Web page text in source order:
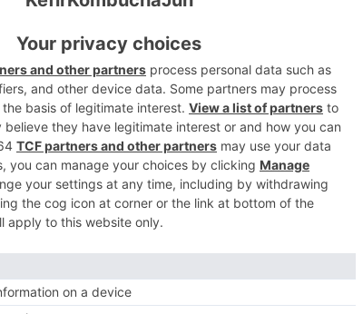
การแสดงของ 1 - 10 แน่นอน
ch∗∗∗∗∗∗∗∗∗∗∗∗∗∗
อัตราการตอบกลับ:
Mandelieu 06210 Provence-Alpes-Côte
ภาษา:ฝรั่งเศส
ดอน:แม่ของ Kombucha, โรงเบียร์ Grains de Ginger
โหมดการแบ่งปัน:จัดส่งด้วยมือ, การจัดส่งทางไปรษณี